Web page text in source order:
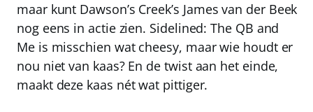
maar kunt Dawson’s Creek’s James van der Beek
nog eens in actie zien. Sidelined: The QB and
Me is misschien wat cheesy, maar wie houdt er
nou niet van kaas? En de twist aan het einde,
maakt deze kaas nét wat pittiger.